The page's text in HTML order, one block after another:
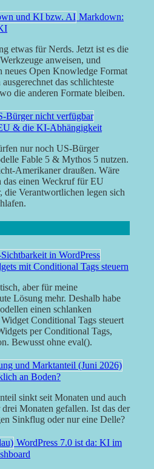
Markdown:
etwas für Nerds. Jetzt ist es die
anweisen, und
neues Open Knowledge Format
das schlichteste
die anderen Formate bleiben.
& die KI-Abhängigkeit
nur noch US-Bürger
Fable 5 & Mythos 5 nutzen.
Amerikaner draußen. Wäre
einen Weckruf für EU
die Verantwortlichen legen sich
mit Conditional Tags steuern
aber für meine
Lösung mehr. Deshalb habe
einen schlanken
Conditional Tags steuert
per Conditional Tags,
Bewusst ohne eval().
an Boden?
sinkt seit Monaten und auch
Monaten gefallen. Ist das der
Sinkflug oder nur eine Delle?
WordPress 7.0 ist da: KI im